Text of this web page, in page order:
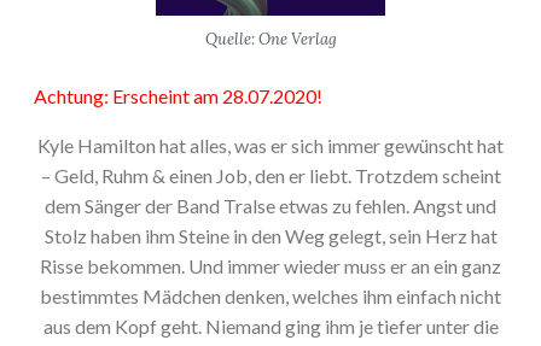
Quelle: One Verlag
Achtung: Erscheint am 28.07.2020!
Kyle Hamilton hat alles, was er sich immer gewünscht hat
– Geld, Ruhm & einen Job, den er liebt. Trotzdem scheint
dem Sänger der Band Tralse etwas zu fehlen. Angst und
Stolz haben ihm Steine in den Weg gelegt, sein Herz hat
Risse bekommen. Und immer wieder muss er an ein ganz
bestimmtes Mädchen denken, welches ihm einfach nicht
aus dem Kopf geht. Niemand ging ihm je tiefer unter die